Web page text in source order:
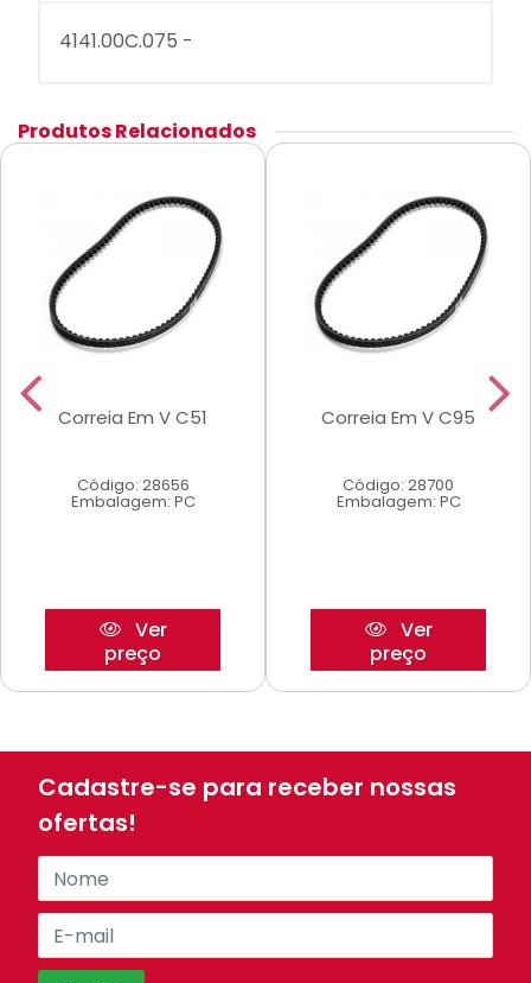
4141.00C.075 -
Produtos Relacionados
Correia Em V C51
Código: 28656
Embalagem: PC
Ver
preço
Correia Em V C95
Código: 28700
Embalagem: PC
Ver
preço
Cadastre-se para receber nossas
ofertas!